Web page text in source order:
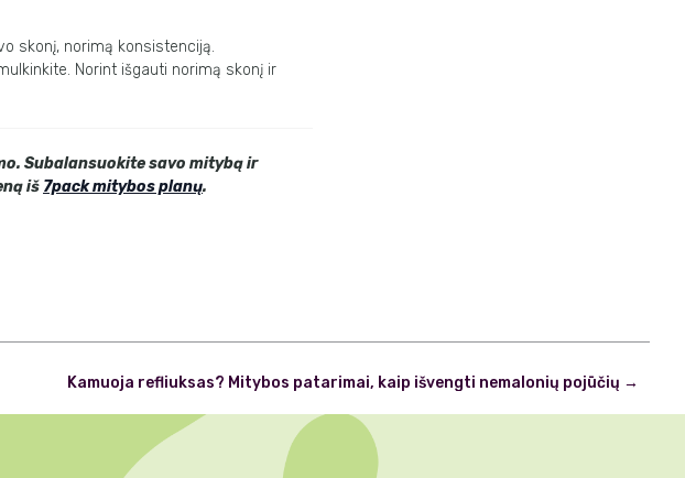
skonį, norimą konsistenciją.
Norint išgauti norimą skonį ir
Subalansuokite savo mitybą ir
iš 7pack mitybos planų.
Kamuoja refliuksas? Mitybos patarimai, kaip išvengti nemalonių pojūčių →